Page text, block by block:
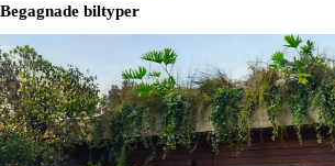
Begagnade biltyper